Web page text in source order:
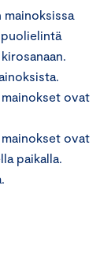
mainoksissa
ovat
ovat
paikalla.